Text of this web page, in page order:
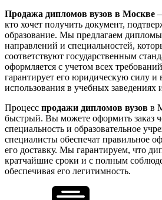
Продажа дипломов вузов в Москве
кто хочет получить документ,
образование. Мы предлагаем
направлений и специальностей,
соответствуют государственным
оформляется с учетом всех
гарантирует его юридическую силу и
использования в учебных заведениях
Процесс продажи дипломов вузов в
быстрый. Вы можете оформить заказ
специальность и образовательное
специалисты обеспечат правильное
его доставку. Мы гарантируем, что
кратчайшие сроки и с полным
обеспечивая его легитимность.